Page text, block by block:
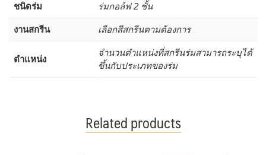
ชนิดร่ม ร่มกอล์ฟ 2 ชั้น
งานสกรีน เลือกสีสกรีนตามต้องการ
ตำแหน่ง
จำนวนตำแหน่งที่สกรีนร่มสามารถระบุได้
ขึ้นกับประเภทของร่ม
Related products